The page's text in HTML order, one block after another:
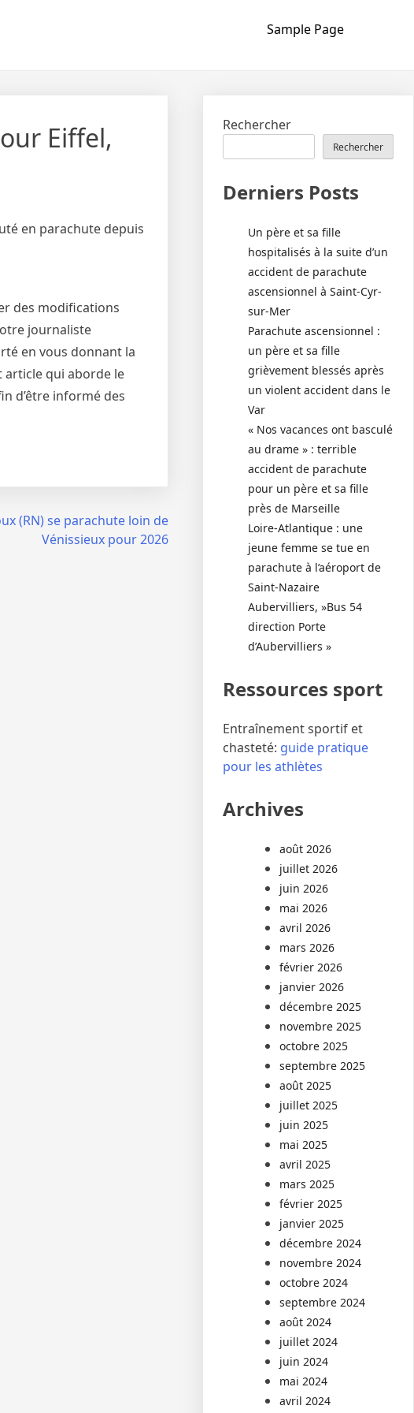
Sample Page
Eiffel,
en parachute depuis
des modifications
journaliste
en vous donnant la
article qui aborde le
d’être informé des
(RN) se parachute loin de
Vénissieux pour 2026
Rechercher
Rechercher
Derniers Posts
Un père et sa fille
hospitalisés à la suite d’un
accident de parachute
ascensionnel à Saint-Cyr-
sur-Mer
Parachute ascensionnel :
un père et sa fille
grièvement blessés après
un violent accident dans le
Var
« Nos vacances ont basculé
au drame » : terrible
accident de parachute
pour un père et sa fille
près de Marseille
Loire-Atlantique : une
jeune femme se tue en
parachute à l’aéroport de
Saint-Nazaire
Aubervilliers, »Bus 54
direction Porte
d’Aubervilliers »
Ressources sport
Entraînement sportif et
chasteté: guide pratique
pour les athlètes
Archives
août 2026
juillet 2026
juin 2026
mai 2026
avril 2026
mars 2026
février 2026
janvier 2026
décembre 2025
novembre 2025
octobre 2025
septembre 2025
août 2025
juillet 2025
juin 2025
mai 2025
avril 2025
mars 2025
février 2025
janvier 2025
décembre 2024
novembre 2024
octobre 2024
septembre 2024
août 2024
juillet 2024
juin 2024
mai 2024
avril 2024